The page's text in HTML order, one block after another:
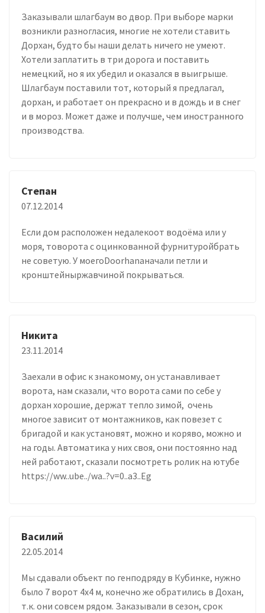
Заказывали шлагбаум во двор. При выборе марки
возникли разногласия, многие не хотели ставить
Дорхан, будто бы наши делать ничего не умеют.
Хотели заплатить в три дорога и поставить
немецкий, но я их убедил и оказался в выигрыше.
Шлагбаум поставили тот, который я предлагал,
дорхан, и работает он прекрасно и в дождь и в снег
и в мороз. Может даже и получше, чем иностранного
производства.
Степан
07.12.2014
Если дом расположен недалекоот водоёма или у
моря, товорота с оцинкованной фурнитуройбрать
не советую. У моегоDoorhanаначали петли и
кронштейныржавчиной покрываться.
Никита
23.11.2014
Заехали в офис к знакомому, он устанавливает
ворота, нам сказали, что ворота сами по себе у
дорхан хорошие, держат тепло зимой, очень
многое зависит от монтажников, как повезет с
бригадой и как установят, можно и коряво, можно и
на годы. Автоматика у них своя, они постоянно над
ней работают, сказали посмотреть ролик на ютубе
https://ww..ube../wa..?v=0..a3..Eg
Василий
22.05.2014
Мы сдавали объект по генподряду в Кубинке, нужно
было 7 ворот 4х4 м, конечно же обратились в Дохан,
т.к. они совсем рядом. Заказывали в сезон, срок